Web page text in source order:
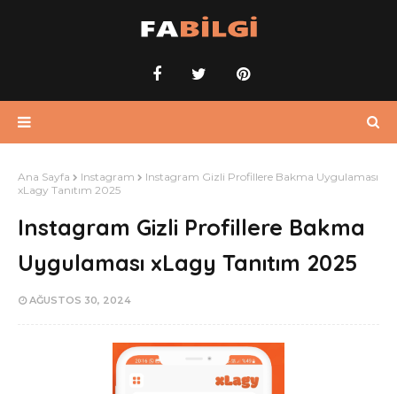
Ana Sayfa Instagram
Instagram Gizli Profillere Bakma Uygulaması
xLagy Tanıtım 2025
Instagram Gizli Profillere Bakma
Uygulaması xLagy Tanıtım 2025
AĞUSTOS 30, 2024